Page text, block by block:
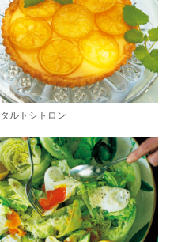
タルトシトロン